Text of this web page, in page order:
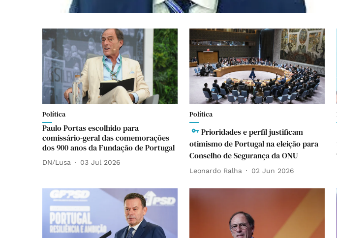
Política
Paulo Portas escolhido para
comissário-geral das comemorações
dos 900 anos da Fundação de Portugal
DN/Lusa 03 Jul 2026
Política
Prioridades e perfil justificam
otimismo de Portugal na eleição para
Conselho de Segurança da ONU
Leonardo Ralha 02 Jun 2026